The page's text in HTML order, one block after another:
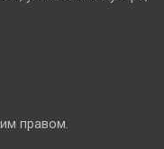
правом.